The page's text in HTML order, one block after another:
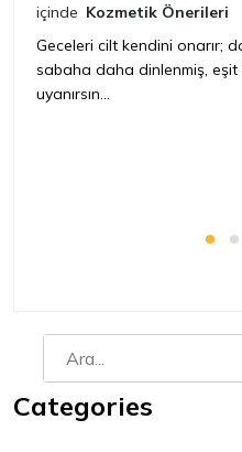
içinde Kozmetik Önerileri
Geceleri cilt kendini onarır;
sabaha daha dinlenmiş,
uyanırsın...
Categories